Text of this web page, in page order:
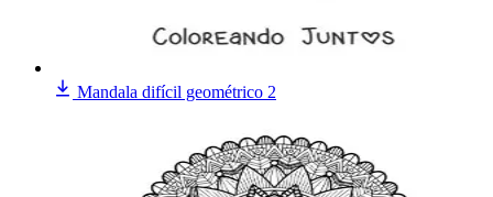
Mandala difícil geométrico 2